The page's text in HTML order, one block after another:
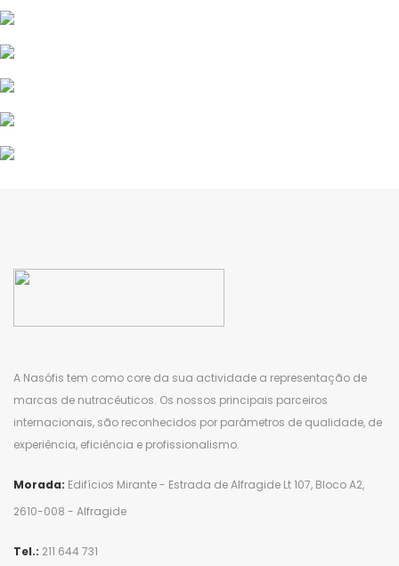
A Nasófis tem como core da sua actividade a representação de
marcas de nutracêuticos. Os nossos principais parceiros
internacionais, são reconhecidos por parâmetros de qualidade, de
experiência, eficiência e profissionalismo.
Morada: Edifícios Mirante - Estrada de Alfragide Lt 107, Bloco A2,
2610-008 - Alfragide
Tel.: 211 644 731